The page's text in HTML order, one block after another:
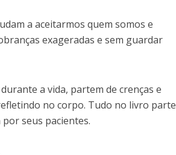
a aceitarmos quem somos e
exageradas e sem guardar
a vida, partem de crenças e
no corpo. Tudo no livro parte
seus pacientes.